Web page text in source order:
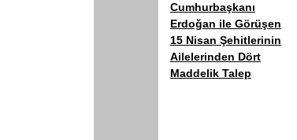
Cumhurbaşkanı
Erdoğan ile Görüşen
15 Nisan Şehitlerinin
Ailelerinden Dört
Maddelik Talep